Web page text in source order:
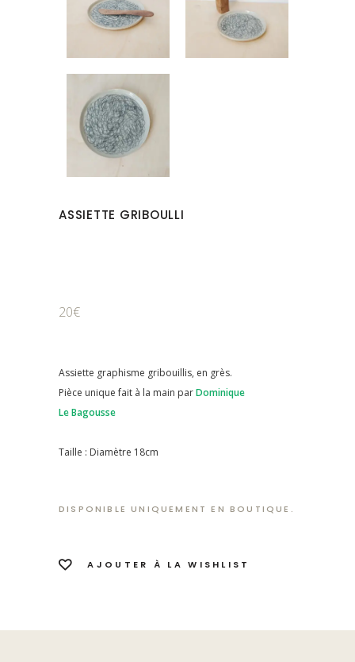
ASSIETTE GRIBOULLI
20€
Assiette graphisme gribouillis, en grès.
Pièce unique fait à la main parDominique
Le Bagousse
Taille : Diamètre 18cm
DISPONIBLE UNIQUEMENT EN BOUTIQUE.
AJOUTER À LA WISHLIST